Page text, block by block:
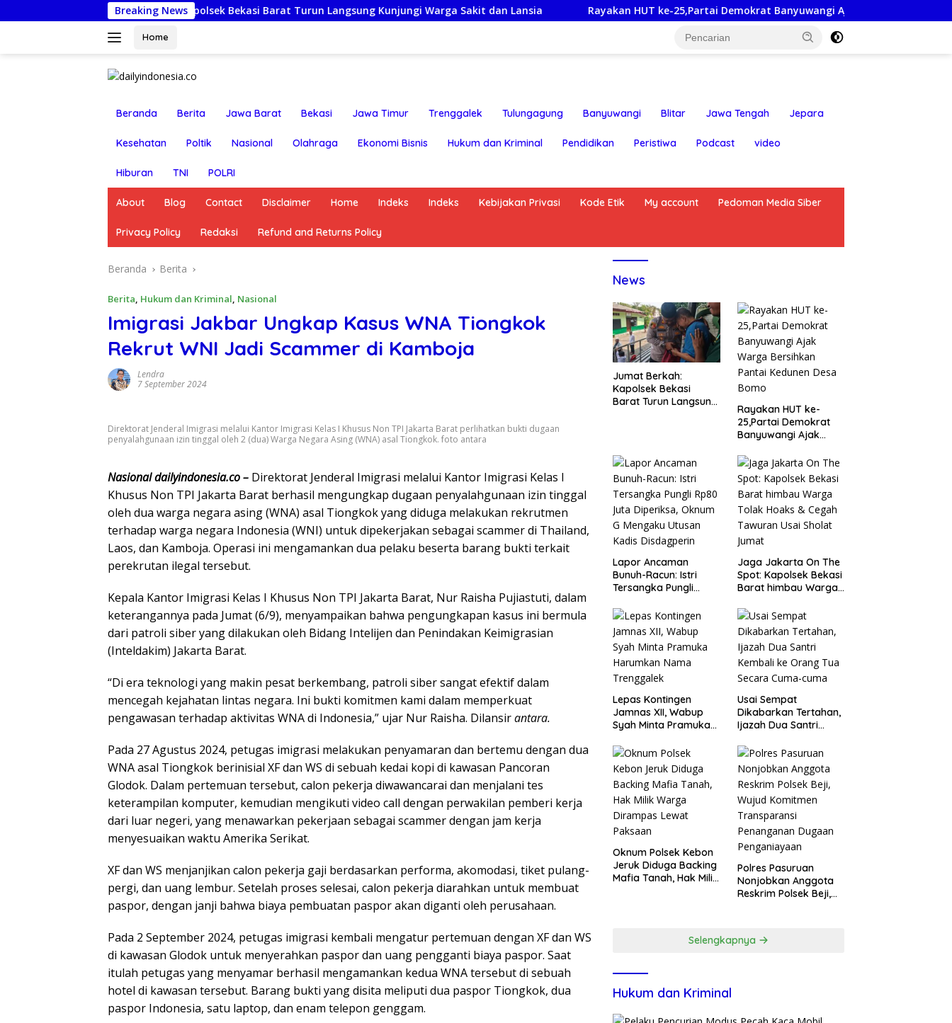
ke
Breaking News
Jumat Berkah: Kapolsek Bekasi Barat Turun Langsung Kunjungi Warga Sakit dan Lansia Rayakan HUT ke-25,Partai Demokrat Banyuwangi Ajak Warga Bersihkan Pantai
Home
Beranda Berita Jawa Barat Bekasi Jawa Timur Trenggalek Tulungagung Banyuwangi Blitar Jawa Tengah Jepara
Kesehatan Poltik Nasional Olahraga Ekonomi Bisnis Hukum dan Kriminal Pendidikan Peristiwa Podcast video
Hiburan TNI POLRI
About Blog Contact Disclaimer Home Indeks Indeks Kebijakan Privasi Kode Etik My account Pedoman Media Siber
Privacy Policy Redaksi Refund and Returns Policy
Beranda Berita
Berita, Hukum dan Kriminal, Nasional
Imigrasi Jakbar Ungkap Kasus WNA Tiongkok
Rekrut WNI Jadi Scammer di Kamboja
Lendra
7 September 2024
Direktorat Jenderal Imigrasi melalui Kantor Imigrasi Kelas I Khusus Non TPI Jakarta Barat perlihatkan bukti dugaan
penyalahgunaan izin tinggal oleh 2 (dua) Warga Negara Asing (WNA) asal Tiongkok. foto antara
Nasional dailyindonesia.co – Direktorat Jenderal Imigrasi melalui Kantor Imigrasi Kelas I
Khusus Non TPI Jakarta Barat berhasil mengungkap dugaan penyalahgunaan izin tinggal
oleh dua warga negara asing (WNA) asal Tiongkok yang diduga melakukan rekrutmen
terhadap warga negara Indonesia (WNI) untuk dipekerjakan sebagai scammer di Thailand,
Laos, dan Kamboja. Operasi ini mengamankan dua pelaku beserta barang bukti terkait
perekrutan ilegal tersebut.
Kepala Kantor Imigrasi Kelas I Khusus Non TPI Jakarta Barat, Nur Raisha Pujiastuti, dalam
keterangannya pada Jumat (6/9), menyampaikan bahwa pengungkapan kasus ini bermula
dari patroli siber yang dilakukan oleh Bidang Intelijen dan Penindakan Keimigrasian
(Inteldakim) Jakarta Barat.
“Di era teknologi yang makin pesat berkembang, patroli siber sangat efektif dalam
mencegah kejahatan lintas negara. Ini bukti komitmen kami dalam memperkuat
pengawasan terhadap aktivitas WNA di Indonesia,” ujar Nur Raisha. Dilansirantara.
Pada 27 Agustus 2024, petugas imigrasi melakukan penyamaran dan bertemu dengan dua
WNA asal Tiongkok berinisial XF dan WS di sebuah kedai kopi di kawasan Pancoran
Glodok. Dalam pertemuan tersebut, calon pekerja diwawancarai dan menjalani tes
keterampilan komputer, kemudian mengikuti video call dengan perwakilan pemberi kerja
dari luar negeri, yang menawarkan pekerjaan sebagai scammer dengan jam kerja
menyesuaikan waktu Amerika Serikat.
XF dan WS menjanjikan calon pekerja gaji berdasarkan performa, akomodasi, tiket pulang-
pergi, dan uang lembur. Setelah proses selesai, calon pekerja diarahkan untuk membuat
paspor, dengan janji bahwa biaya pembuatan paspor akan diganti oleh perusahaan.
Pada 2 September 2024, petugas imigrasi kembali mengatur pertemuan dengan XF dan WS
di kawasan Glodok untuk menyerahkan paspor dan uang pengganti biaya paspor. Saat
itulah petugas yang menyamar berhasil mengamankan kedua WNA tersebut di sebuah
hotel di kawasan tersebut. Barang bukti yang disita meliputi dua paspor Tiongkok, dua
paspor Indonesia, satu laptop, dan enam telepon genggam.
News
Jumat Berkah:
Kapolsek Bekasi
Barat Turun Langsung
Rayakan HUT ke-
25,Partai Demokrat
Banyuwangi Ajak
Pantai Kedunen Desa
Bomo
Lapor Ancaman
Bunuh-Racun: Istri
Tersangka Pungli
Oknum G Mengaku
Utusan Kadis
Disdagperin
Jaga Jakarta On The
Spot: Kapolsek Bekasi
Barat himbau Warga
Tawuran Usai Sholat
Jumat
Lepas Kontingen
Jamnas XII, Wabup
Syah Minta Pramuka
Trenggalek
Usai Sempat
Dikabarkan Tertahan,
Ijazah Dua Santri
Secara Cuma-cuma
Oknum Polsek Kebon
Jeruk Diduga Backing
Mafia Tanah, Hak Milik
Polres Pasuruan
Nonjobkan Anggota
Reskrim Polsek Beji,
Penganiayaan
Selengkapnya
Hukum dan Kriminal